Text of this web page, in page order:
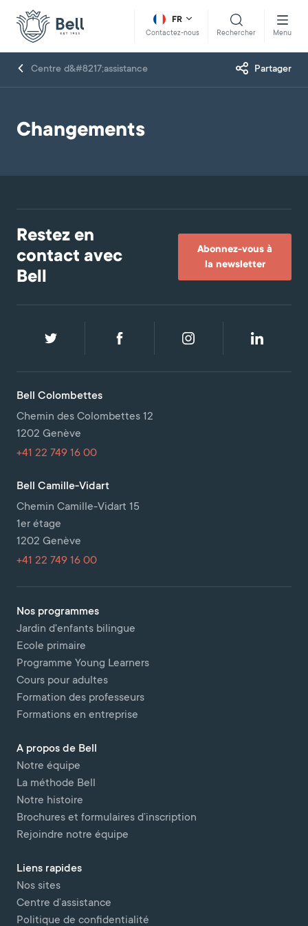
FR
Contactez-nous Rechercher Menu
Centre d&#8217;assistance Partager
Changements
Restez en
contact avec
Bell
Abonnez-vous à
la newsletter
Nos programmes
Jardin d'enfants bilingue
Ecole primaire
Programme Young Learners
Cours pour adultes
Formation des professeurs
Formations en entreprise
A propos de Bell
Notre équipe
La méthode Bell
Notre histoire
Brochures et formulaires d’inscription
Rejoindre notre équipe
Liens rapides
Nos sites
Centre d’assistance
Politique de confidentialité
Bell Colombettes
Chemin des Colombettes 12
1202 Genève
+41 22 749 16 00
Bell Camille-Vidart
Chemin Camille-Vidart 15
1er étage
1202 Genève
+41 22 749 16 00